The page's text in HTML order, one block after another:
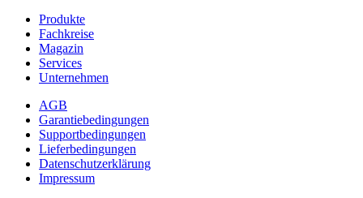
Produkte
Fachkreise
Magazin
Services
Unternehmen
AGB
Garantiebedingungen
Supportbedingungen
Lieferbedingungen
Datenschutzerklärung
Impressum